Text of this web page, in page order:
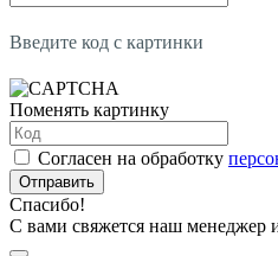
Введите код с картинки
Поменять картинку
Согласен на обработку
Отправить
Спасибо!
С вами свяжется наш менеджер